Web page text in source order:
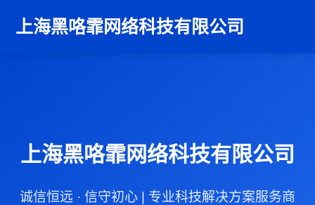
上海黑咯霏网络科技有限公司
上海黑咯霏网络科技有限公司
诚信恒远 · 信守初心 | 专业科技解决方案服务商